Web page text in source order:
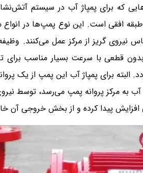
که برای پمپاژ آب در سیستم
افقی است. این نوع پمپ‌ها در
نیروی گریز از مرکز عمل می‌کنند.
قطعی با سرعت بسیار مناسب برای
برای پمپاژ آب این پمپ از یک
به مرکز پروانه پمپ می‌رسد، توسط
پیدا کرده و از بخش خروجی آن